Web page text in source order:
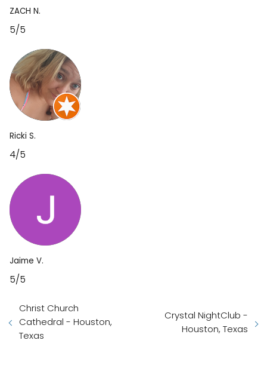
ZACH N.
5/5
Ricki S.
4/5
Jaime V.
5/5
Christ Church
Cathedral - Houston,
Texas
Crystal NightClub -
Houston, Texas